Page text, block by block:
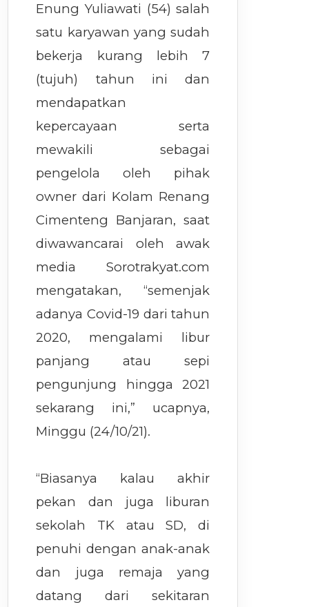
Enung Yuliawati (54) salah
satu karyawan yang sudah
bekerja kurang lebih 7
(tujuh) tahun ini dan
mendapatkan
kepercayaan serta
mewakili sebagai
pengelola oleh pihak
owner dari Kolam Renang
Cimenteng Banjaran, saat
diwawancarai oleh awak
media Sorotrakyat.com
mengatakan, “semenjak
adanya Covid-19 dari tahun
2020, mengalami libur
panjang atau sepi
pengunjung hingga 2021
sekarang ini,” ucapnya,
Minggu (24/10/21).
“Biasanya kalau akhir
pekan dan juga liburan
sekolah TK atau SD, di
penuhi dengan anak-anak
dan juga remaja yang
datang dari sekitaran